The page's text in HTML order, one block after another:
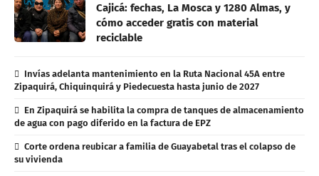
Cajicá: fechas, La Mosca y 1280 Almas, y
cómo acceder gratis con material
reciclable
Invías adelanta mantenimiento en la Ruta Nacional 45A entre
Zipaquirá, Chiquinquirá y Piedecuesta hasta junio de 2027
En Zipaquirá se habilita la compra de tanques de almacenamiento
de agua con pago diferido en la factura de EPZ
Corte ordena reubicar a familia de Guayabetal tras el colapso de
su vivienda